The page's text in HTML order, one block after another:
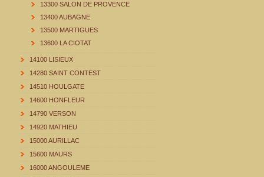
13300 SALON DE PROVENCE
13400 AUBAGNE
13500 MARTIGUES
13600 LA CIOTAT
14100 LISIEUX
14280 SAINT CONTEST
14510 HOULGATE
14600 HONFLEUR
14790 VERSON
14920 MATHIEU
15000 AURILLAC
15600 MAURS
16000 ANGOULEME